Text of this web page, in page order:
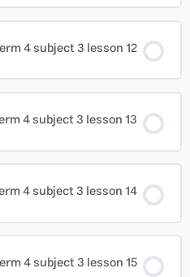
4 subject 3 lesson 12
4 subject 3 lesson 13
4 subject 3 lesson 14
4 subject 3 lesson 15